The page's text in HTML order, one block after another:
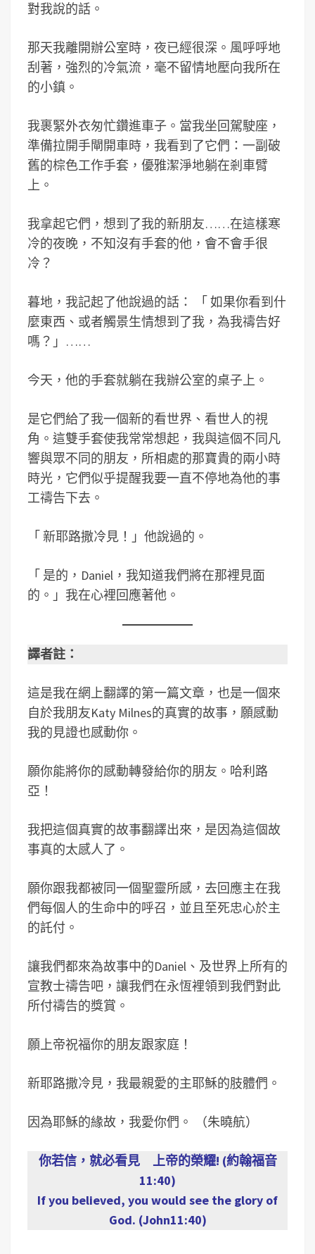
對我說的話。
那天我離開辦公室時，夜已經很深。風呼呼地
刮著，強烈的冷氣流，毫不留情地壓向我所在
的小鎮。
我裹緊外衣匆忙鑽進車子。當我坐回駕駛座，
準備拉開手閘開車時，我看到了它們：一副破
舊的棕色工作手套，優雅潔淨地躺在剎車臂
上。
我拿起它們，想到了我的新朋友……在這樣寒
冷的夜晚，不知沒有手套的他，會不會手很
冷？
暮地，我記起了他說過的話： 「 如果你看到什
麼東西、或者觸景生情想到了我，為我禱告好
嗎？」……
今天，他的手套就躺在我辦公室的桌子上。
是它們給了我一個新的看世界、看世人的視
角。這雙手套使我常常想起，我與這個不同凡
響與眾不同的朋友，所相處的那寶貴的兩小時
時光，它們似乎提醒我要一直不停地為他的事
工禱告下去。
「 新耶路撒冷見！」他說過的。
「 是的，Daniel，我知道我們將在那裡見面
的。」我在心裡回應著他。
譯者註：
這是我在網上翻譯的第一篇文章，也是一個來
自於我朋友Katy Milnes的真實的故事，願感動
我的見證也感動你。
願你能將你的感動轉發給你的朋友。哈利路
亞！
我把這個真實的故事翻譯出來，是因為這個故
事真的太感人了。
願你跟我都被同一個聖靈所感，去回應主在我
們每個人的生命中的呼召，並且至死忠心於主
的託付。
讓我們都來為故事中的Daniel、及世界上所有的
宣教士禱告吧，讓我們在永恆裡領到我們對此
所付禱告的獎賞。
願上帝祝福你的朋友跟家庭！
新耶路撒冷見，我最親愛的主耶穌的肢體們。
因為耶穌的緣故，我愛你們。 （朱曉航）
你若信，就必看見 上帝的榮耀! (約翰福音
11:40)
If you believed, you would see the glory of
God. (John11:40)